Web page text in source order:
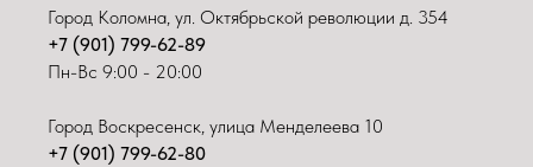
Город Коломна, ул. Октябрьской революции д. 354
+7 (901) 799-62-89
Пн-Вс 9:00 - 20:00
Город Воскресенск, улица Менделеева 10
+7 (901) 799-62-80